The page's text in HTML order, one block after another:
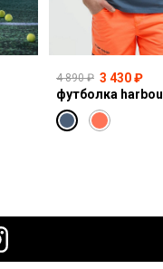
4 890 ₽ 3 430 ₽
футболка